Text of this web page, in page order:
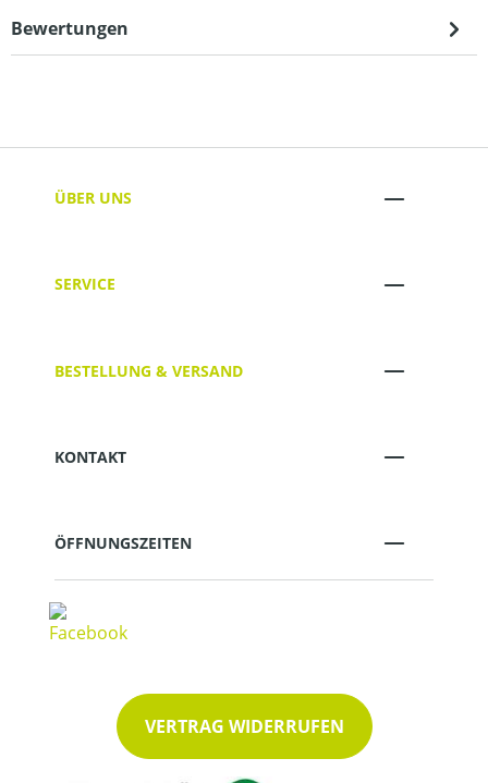
Bewertungen
ÜBER UNS
SERVICE
BESTELLUNG & VERSAND
KONTAKT
ÖFFNUNGSZEITEN
VERTRAG WIDERRUFEN